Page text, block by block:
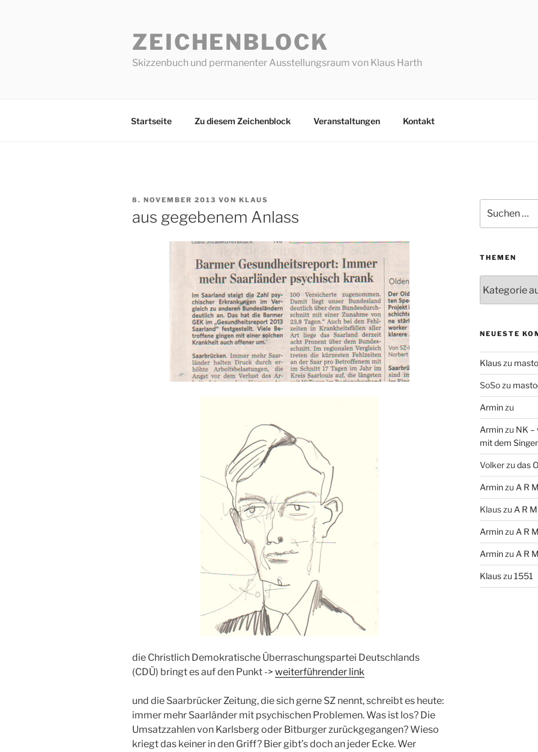
ZEICHENBLOCK
Skizzenbuch und permanenter Ausstellungsraum von Klaus Harth
Startseite Zu diesem Zeichenblock Veranstaltungen Kontakt
VERÖFFENTLICHT
8. NOVEMBER 2013 VON KLAUS
aus gegebenem Anlass
die Christlich Demokratische Überraschungspartei Deutschlands
(CDÜ) bringt es auf den Punkt -> weiterführender link
und die Saarbrücker Zeitung, die sich gerne SZ nennt, schreibt es heute:
immer mehr Saarländer mit psychischen Problemen. Was ist los? Die
Umsatzzahlen von Karlsberg oder Bitburger zurückgegangen? Wieso
kriegt das keiner in den Griff? Bier gibt’s doch an jeder Ecke. Wer
nach:
THEMEN
NEUESTE
Klauszu
SoSozu
Arminzu
Arminzu NK –
mit dem
Volkerzu das
Arminzu A R
Klauszu A R
Arminzu A R
Arminzu A R
Klauszu 1551